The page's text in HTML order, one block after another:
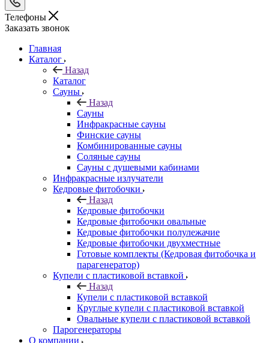
Телефоны
Заказать звонок
Главная
Каталог
Назад
Каталог
Сауны
Назад
Сауны
Инфракрасные сауны
Финские сауны
Комбинированные сауны
Соляные сауны
Сауны с душевыми кабинами
Инфракрасные излучатели
Кедровые фитобочки
Назад
Кедровые фитобочки
Кедровые фитобочки овальные
Кедровые фитобочки полулежачие
Кедровые фитобочки двухместные
Готовые комплекты (Кедровая фитобочка и
парагенератор)
Купели с пластиковой вставкой
Назад
Купели с пластиковой вставкой
Круглые купели с пластиковой вставкой
Овальные купели с пластиковой вставкой
Парогенераторы
О компании